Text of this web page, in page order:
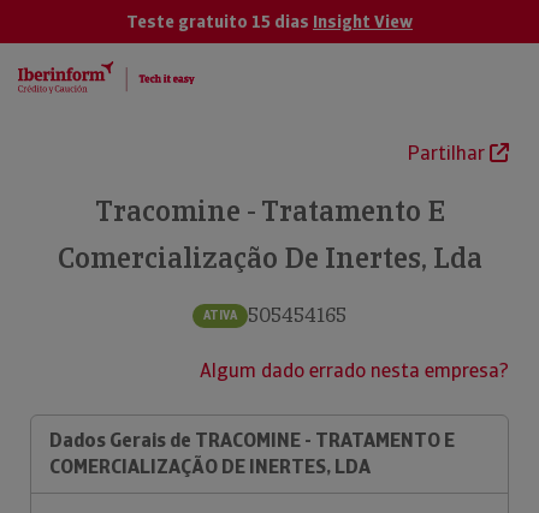
Teste gratuito 15 dias Insight View
Partilhar
Tracomine - Tratamento E
Comercialização De Inertes, Lda
ATIVA 505454165
Algum dado errado nesta empresa?
Dados Gerais de TRACOMINE - TRATAMENTO E
COMERCIALIZAÇÃO DE INERTES, LDA